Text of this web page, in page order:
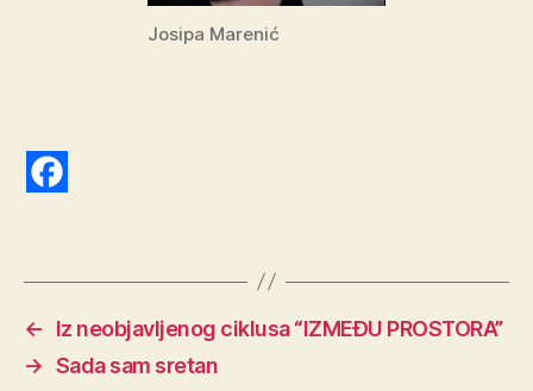
Josipa Marenić
←
Iz neobjavljenog ciklusa “IZMEĐU PROSTORA”
→ Sada sam sretan